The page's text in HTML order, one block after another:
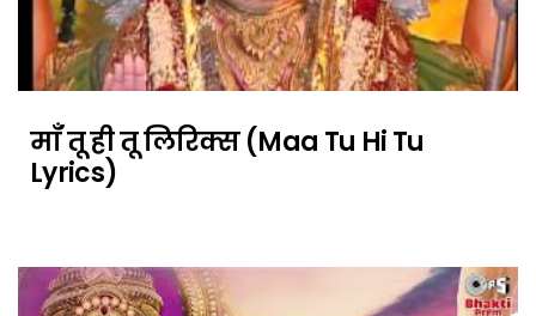
माँ तू ही तू लिरिक्स (Maa Tu Hi Tu
Lyrics)